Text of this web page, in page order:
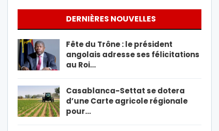
DERNIÈRES NOUVELLES
Fête du Trône : le président
angolais adresse ses félicitations
au Roi…
Casablanca-Settat se dotera
d’une Carte agricole régionale
pour…